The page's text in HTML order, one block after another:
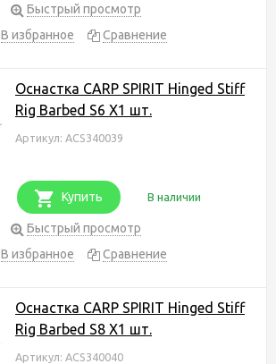
Быстрый просмотр
В избранное
Сравнение
Оснастка CARP SPIRIT Hinged Stiff
Rig Barbed S6 X1 шт.
Артикул: ACS340039
Купить В наличии
Быстрый просмотр
В избранное
Сравнение
Оснастка CARP SPIRIT Hinged Stiff
Rig Barbed S8 X1 шт.
Артикул: ACS340040